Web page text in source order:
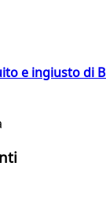
e ingiusto di